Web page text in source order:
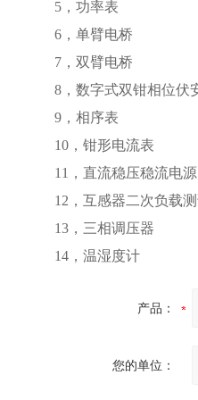
5，功率表
6，单臂电桥
7，双臂电
8，数字式双钳相
9，相序表
10，钳形电
11，直流稳压稳
12，互感器二次负
13，三相调压
14，温湿度
产品：
您的单位：